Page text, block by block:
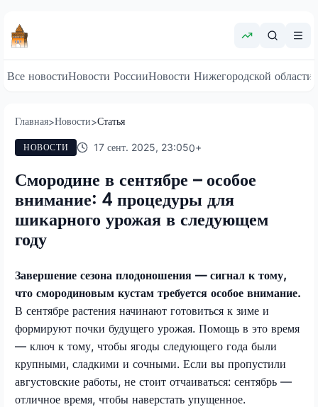
Все новостиНовости РоссииНовости Нижегородской области
Главная>Новости>Статья
НОВОСТИ 17 сент. 2025, 23:050+
Смородине в сентябре – особое
внимание: 4 процедуры для
шикарного урожая в следующем
году
Завершение сезона плодоношения — сигнал к тому,
что смородиновым кустам требуется особое внимание.
В сентябре растения начинают готовиться к зиме и
формируют почки будущего урожая. Помощь в это время
— ключ к тому, чтобы ягоды следующего года были
крупными, сладкими и сочными. Если вы пропустили
августовские работы, не стоит отчаиваться: сентябрь —
отличное время, чтобы наверстать упущенное.